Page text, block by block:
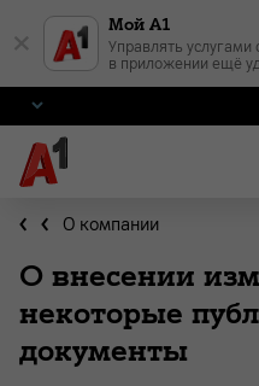
Мой А1
Управлять услугами
в приложении ещё
О компании
О внесении
некоторые
документы